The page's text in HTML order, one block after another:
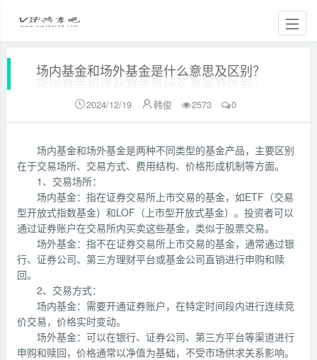
场内基金和场外基金是什么意思及区别？
2024/12/19 韩俊 2573 0
场内基金和场外基金是两种不同类型的基金产品，主要区别
在于交易场所、交易方式、费用结构、价格形成机制等方面。
1、交易场所：
场内基金：指在证券交易所上市交易的基金，如ETF（交易
型开放式指数基金）和LOF（上市型开放式基金）。投资者可以
通过证券账户在交易所内买卖这些基金，类似于股票交易。
场外基金：指不在证券交易所上市交易的基金，通常通过银
行、证券公司、第三方理财平台或基金公司直销进行申购和赎
回。
2、交易方式：
场内基金：需要开通证券账户，在特定时间段内进行连续竞
价交易，价格实时变动。
场外基金：可以在银行、证券公司、第三方平台等渠道进行
申购和赎回，价格通常以净值为基础，不受市场供求关系影响。